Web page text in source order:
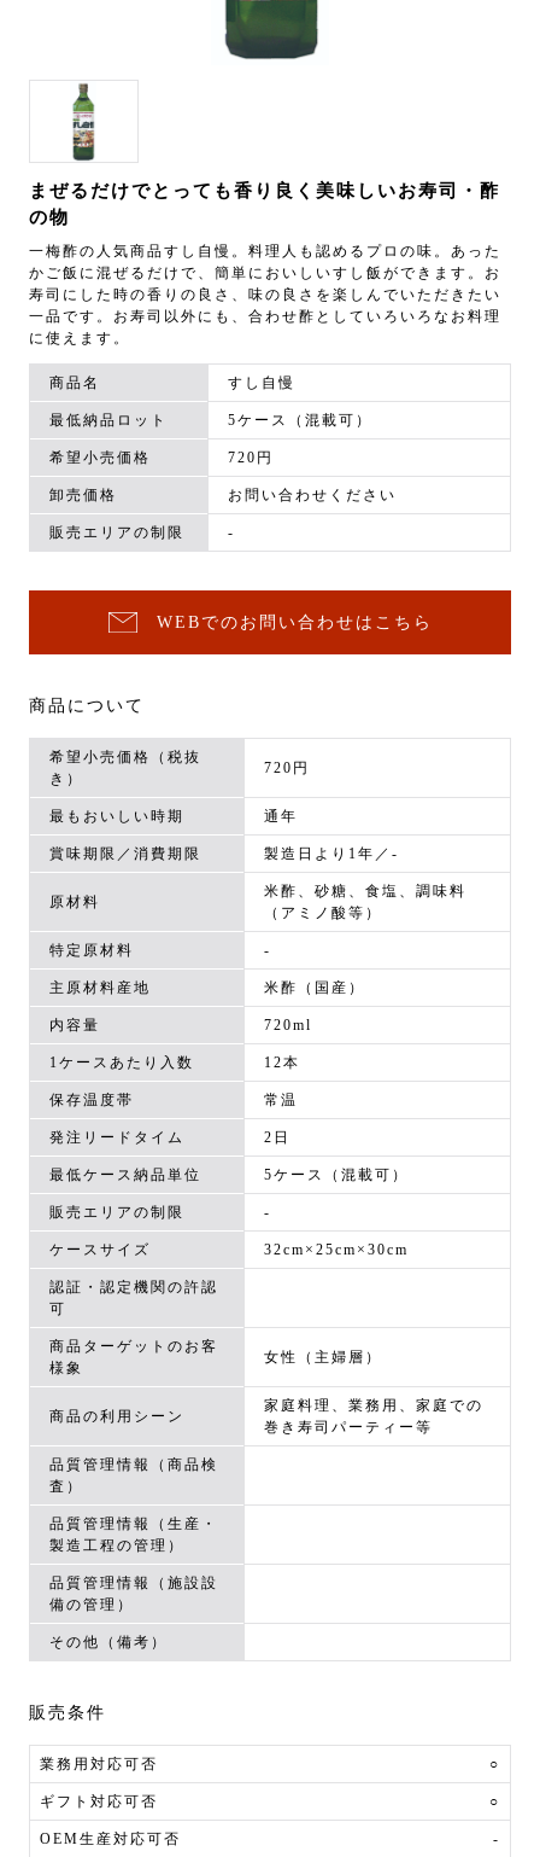
まぜるだけでとっても香り良く美味しいお寿司・酢
の物
一梅酢の人気商品すし自慢。料理人も認めるプロの味。あった
かご飯に混ぜるだけで、簡単においしいすし飯ができます。お
寿司にした時の香りの良さ、味の良さを楽しんでいただきたい
一品です。お寿司以外にも、合わせ酢としていろいろなお料理
に使えます。
商品名 すし自慢
最低納品ロット 5ケース（混載可）
希望小売価格 720円
卸売価格 お問い合わせください
販売エリアの制限 -
WEBでのお問い合わせはこちら
商品について
希望小売価格（税抜
き）
720円
最もおいしい時期 通年
賞味期限／消費期限 製造日より1年／-
原材料
米酢、砂糖、食塩、調味料
（アミノ酸等）
特定原材料 -
主原材料産地 米酢（国産）
内容量 720ml
1ケースあたり入数 12本
保存温度帯 常温
発注リードタイム 2日
最低ケース納品単位 5ケース（混載可）
販売エリアの制限 -
ケースサイズ 32cm×25cm×30cm
認証・認定機関の許認
可
商品ターゲットのお客
様象
女性（主婦層）
商品の利用シーン
家庭料理、業務用、家庭での
巻き寿司パーティー等
品質管理情報（商品検
査）
品質管理情報（生産・
製造工程の管理）
品質管理情報（施設設
備の管理）
その他（備考）
販売条件
業務用対応可否 ○
ギフト対応可否 ○
OEM生産対応可否 -